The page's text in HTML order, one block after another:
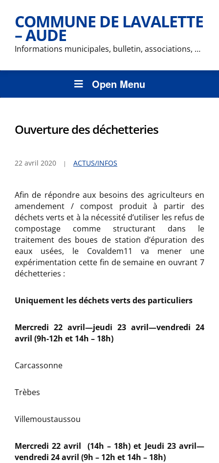
COMMUNE DE LAVALETTE
– AUDE
Informations municipales, bulletin, associations, …
Open Menu
Ouverture des déchetteries
22 avril 2020 ACTUS/INFOS
Afin de répondre aux besoins des agriculteurs en
amendement / compost produit à partir des
déchets verts et à la nécessité d’utiliser les refus de
compostage comme structurant dans le
traitement des boues de station d’épuration des
eaux usées, le Covaldem11 va mener une
expérimentation cette fin de semaine en ouvrant 7
déchetteries :
Uniquement les déchets verts des particuliers
Mercredi 22 avril—jeudi 23 avril—vendredi 24
avril (9h-12h et 14h – 18h)
Carcassonne
Trèbes
Villemoustaussou
Mercredi 22 avril (14h – 18h) et Jeudi 23 avril—
vendredi 24 avril (9h – 12h et 14h – 18h)